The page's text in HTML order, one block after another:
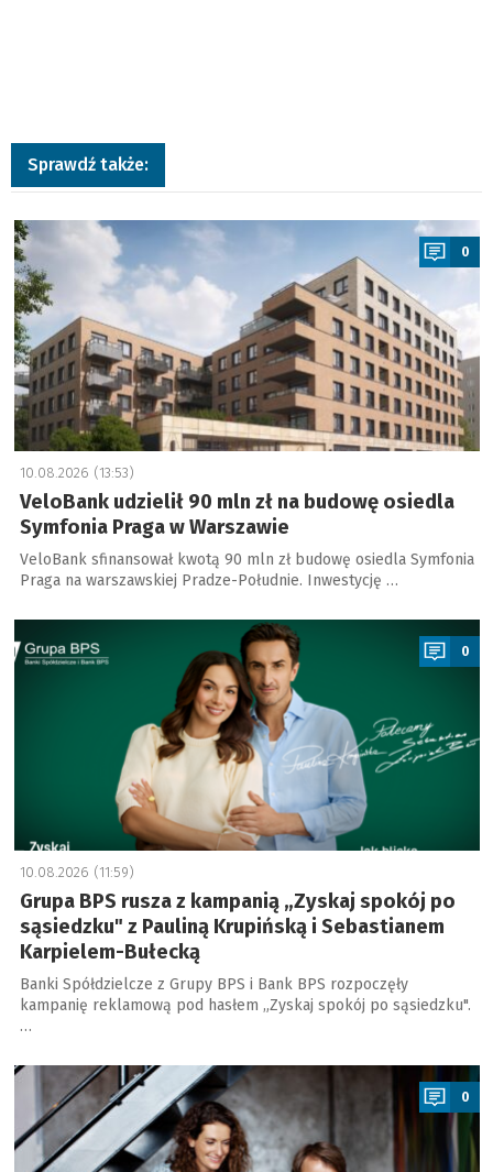
Sprawdź także:
a
0
10.08.2026 (13:53)
VeloBank udzielił 90 mln zł na budowę osiedla
Symfonia Praga w Warszawie
VeloBank sfinansował kwotą 90 mln zł budowę osiedla Symfonia
Praga na warszawskiej Pradze-Południe. Inwestycję …
a
0
10.08.2026 (11:59)
Grupa BPS rusza z kampanią „Zyskaj spokój po
sąsiedzku" z Pauliną Krupińską i Sebastianem
Karpielem-Bułecką
Banki Spółdzielcze z Grupy BPS i Bank BPS rozpoczęły
kampanię reklamową pod hasłem „Zyskaj spokój po sąsiedzku".
…
a
0